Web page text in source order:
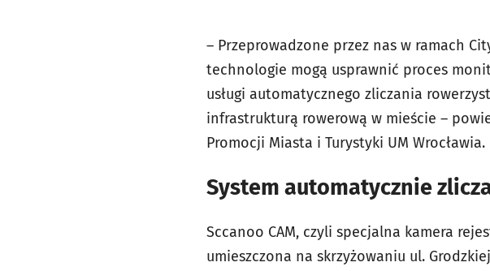
– Przeprowadzone przez nas w ramach
technologie mogą usprawnić proces
usługi automatycznego zliczania
infrastrukturą rowerową w mieście –
Promocji Miasta i Turystyki UM Wrocławia.
System automatycznie
Sccanoo CAM, czyli specjalna kamera
umieszczona na skrzyżowaniu ul.